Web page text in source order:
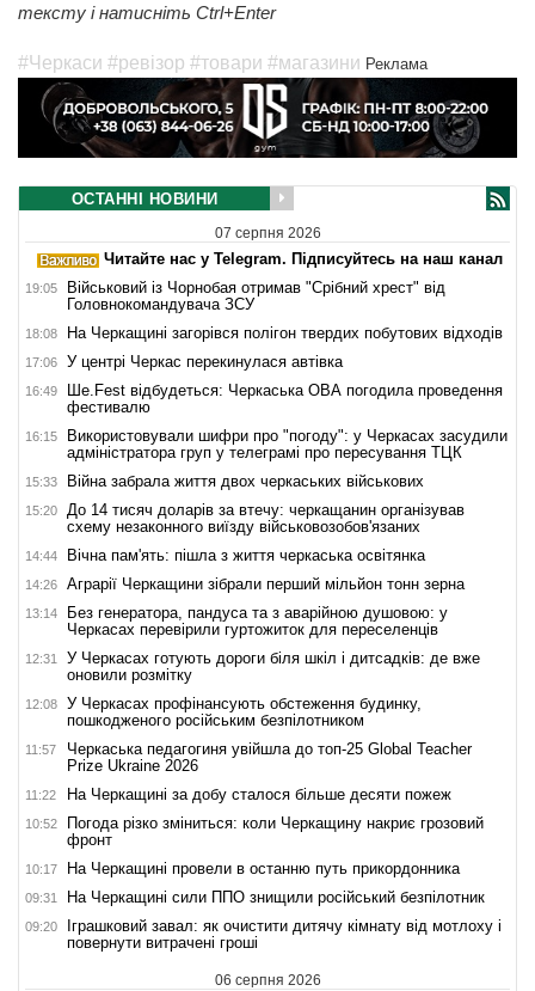
тексту і натисніть Ctrl+Enter
#Черкаси #ревізор #товари #магазини Реклама
ОСТАННІ НОВИНИ
07 серпня 2026
Читайте нас у Telegram. Підписуйтесь на наш канал
19:05
Військовий із Чорнобая отримав "Срібний хрест" від
Головнокомандувача ЗСУ
18:08 На Черкащині загорівся полігон твердих побутових відходів
17:06 У центрі Черкас перекинулася автівка
16:49
Ше.Fest відбудеться: Черкаська ОВА погодила проведення
фестивалю
16:15
Використовували шифри про "погоду": у Черкасах засудили
адміністратора груп у телеграмі про пересування ТЦК
15:33 Війна забрала життя двох черкаських військових
15:20
До 14 тисяч доларів за втечу: черкащанин організував
схему незаконного виїзду військовозобов'язаних
14:44 Вічна пам'ять: пішла з життя черкаська освітянка
14:26 Аграрії Черкащини зібрали перший мільйон тонн зерна
13:14
Без генератора, пандуса та з аварійною душовою: у
Черкасах перевірили гуртожиток для переселенців
12:31
У Черкасах готують дороги біля шкіл і дитсадків: де вже
оновили розмітку
12:08
У Черкасах профінансують обстеження будинку,
пошкодженого російським безпілотником
11:57
Черкаська педагогиня увійшла до топ-25 Global Teacher
Prize Ukraine 2026
11:22 На Черкащині за добу сталося більше десяти пожеж
10:52
Погода різко зміниться: коли Черкащину накриє грозовий
фронт
10:17 На Черкащині провели в останню путь прикордонника
09:31 На Черкащині сили ППО знищили російський безпілотник
09:20
Іграшковий завал: як очистити дитячу кімнату від мотлоху і
повернути витрачені гроші
06 серпня 2026